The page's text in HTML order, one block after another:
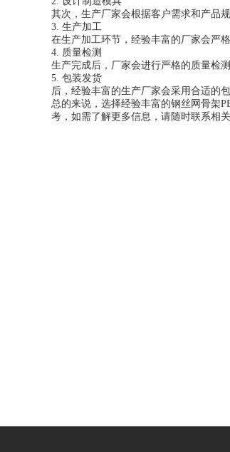
其次，生产厂家会根据客户需求和产品
3. 生产加工
在生产加工环节，经验丰富的厂家会严
4. 质量检测
生产完成后，厂家会进行严格的质量检
5. 包装发货
后，经验丰富的生产厂家会采用合适的
总的来说，选择经验丰富的钢丝网骨架
考，如需了解更多信息，请随时联系相关